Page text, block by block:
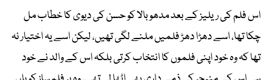
اس فلم کی ریلیز کے بعد مدھوبالا کو حسن کی دیوی کا خطاب مل
چکا تھا، اسے دھڑا دھڑ فلمیں ملنے لگی تھیں، لیکن اسے یہ اختیار نہ
تھا کہ وہ خود اپنی فلموں کا انتخاب کرتی بلکہ اس کے والد نے خود